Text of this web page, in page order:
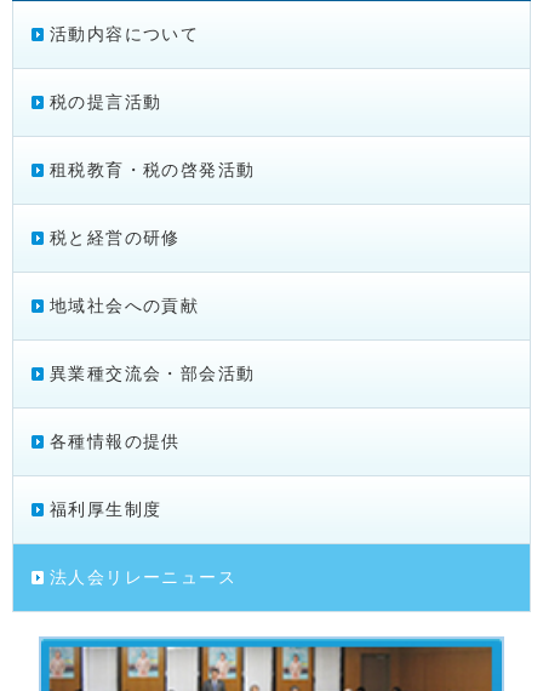
活動内容について
税の提言活動
租税教育・税の啓発活動
税と経営の研修
地域社会への貢献
異業種交流会・部会活動
各種情報の提供
福利厚生制度
法人会リレーニュース